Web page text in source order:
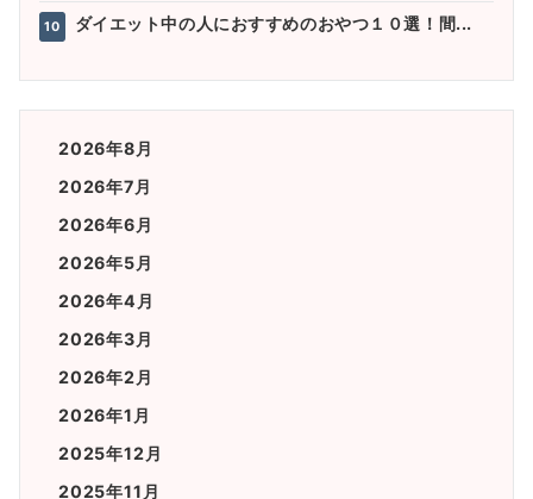
10 ダイエット中の人におすすめのおやつ１０選！間...
2026年8月
2026年7月
2026年6月
2026年5月
2026年4月
2026年3月
2026年2月
2026年1月
2025年12月
2025年11月